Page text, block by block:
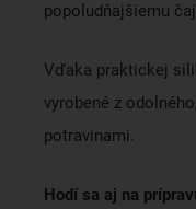
popoludňajšiemu
Vďaka praktickej
vyrobené z
potravinami.
Hodí sa aj na